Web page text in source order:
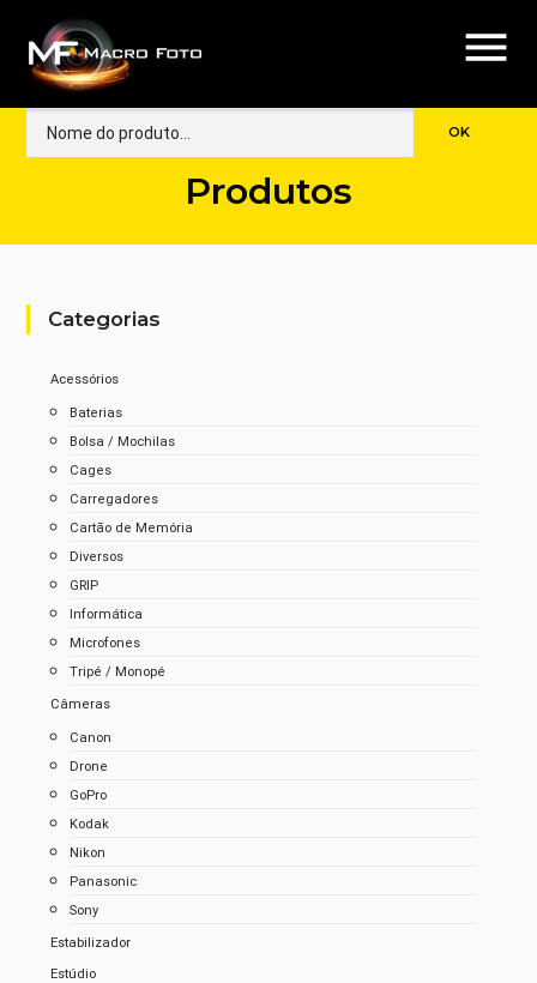
menu
Produtos
Categorias
Acessórios
Baterias
Bolsa / Mochilas
Cages
Carregadores
Cartão de Memória
Diversos
GRIP
Informática
Microfones
Tripé / Monopé
Câmeras
Canon
Drone
GoPro
Kodak
Nikon
Panasonic
Sony
Estabilizador
Estúdio